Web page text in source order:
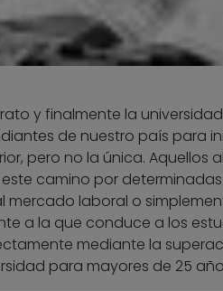
y finalmente la
de nuestro país para
pero no la única. Aquellos
camino por
mercado laboral o
a la que conduce a los
mediante la
para mayores de 25